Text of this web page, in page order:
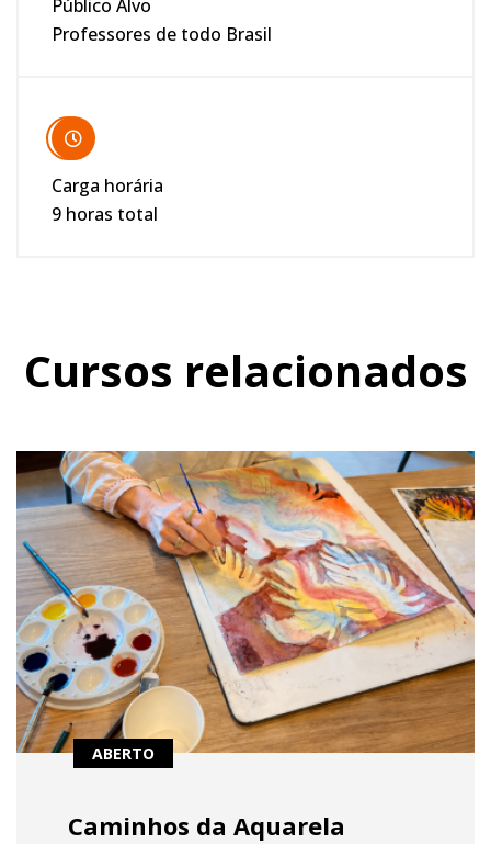
Público Alvo
Professores de todo Brasil
Carga horária
9 horas total
Cursos relacionados
ABERTO
Caminhos da Aquarela